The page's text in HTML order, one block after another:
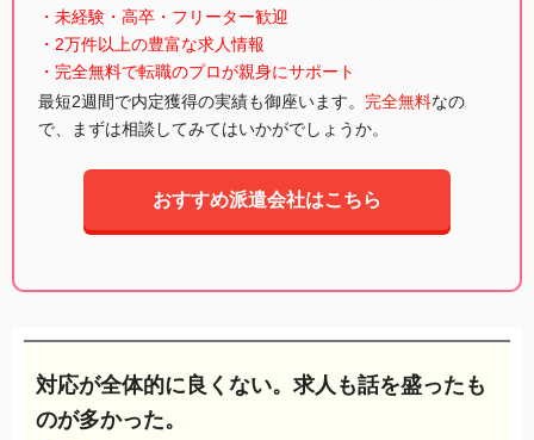
・未経験・高卒・フリーター歓迎
・2万件以上の豊富な求人情報
・完全無料で転職のプロが親身にサポート
最短2週間で内定獲得の実績も御座います。 完全無料なの
で、まずは相談してみてはいかがでしょうか。
おすすめ派遣会社はこちら
対応が全体的に良くない。求人も話を盛ったも
のが多かった。